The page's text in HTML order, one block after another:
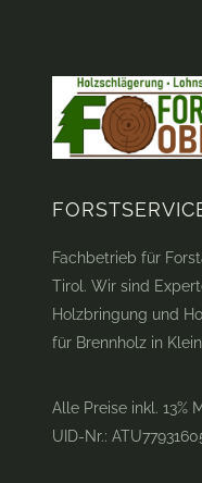
Fachbetrieb für
Tirol. Wir sind
Holzbringung und
für Brennholz in
Alle Preise inkl. 13%
UID-Nr.: